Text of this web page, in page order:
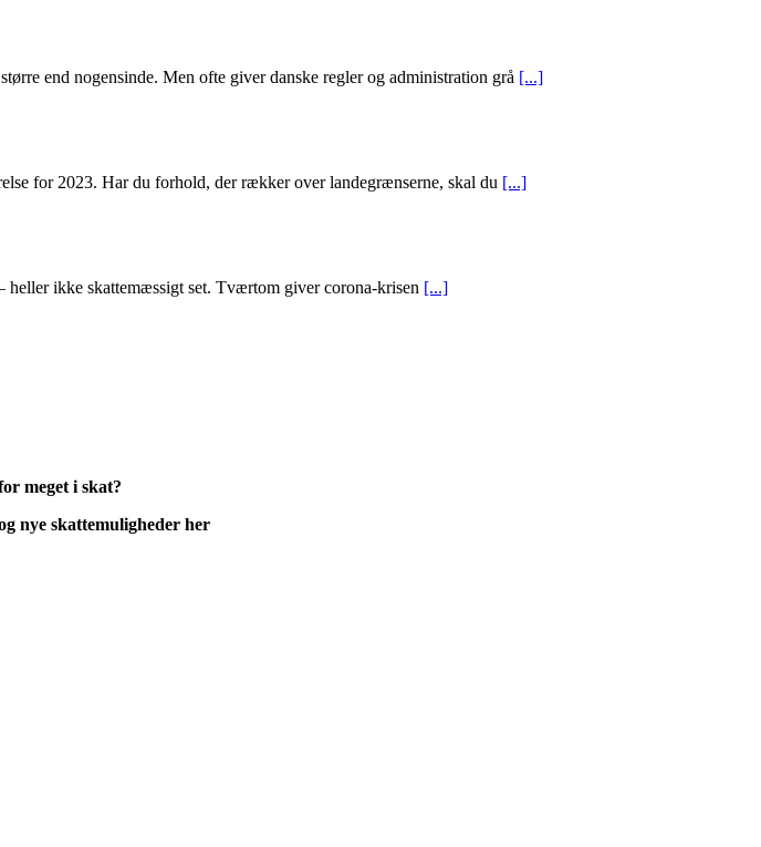
end nogensinde. Men ofte giver danske regler og administration grå [...]
for 2023. Har du forhold, der rækker over landegrænserne, skal du [...]
heller ikke skattemæssigt set. Tværtom giver corona-krisen [...]
meget i skat?
nye skattemuligheder her